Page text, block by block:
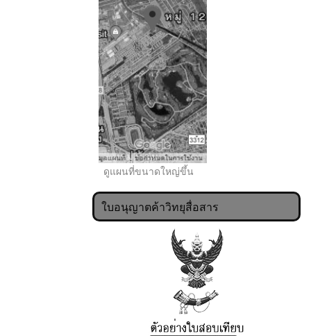
ดูแผนที่ขนาดใหญ่ขึ้น
ใบอนุญาตค้าวิทยุสื่อสาร